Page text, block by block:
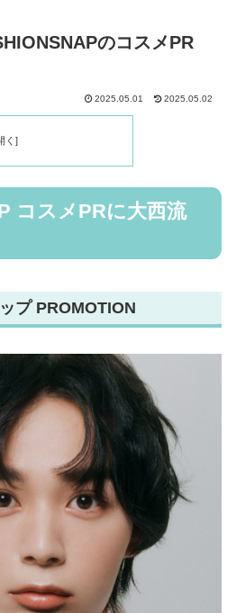
のコスメPR
2025.05.01 2025.05.02
コスメPRに大西流
プ PROMOTION